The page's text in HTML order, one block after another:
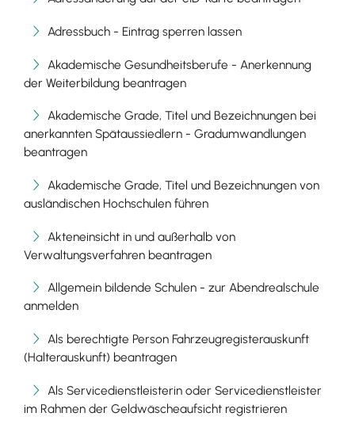
Adressbuch - Eintrag sperren lassen
Akademische Gesundheitsberufe - Anerkennung
der Weiterbildung beantragen
Akademische Grade, Titel und Bezeichnungen bei
anerkannten Spätaussiedlern - Gradumwandlungen
beantragen
Akademische Grade, Titel und Bezeichnungen von
ausländischen Hochschulen führen
Akteneinsicht in und außerhalb von
Verwaltungsverfahren beantragen
Allgemein bildende Schulen - zur Abendrealschule
anmelden
Als berechtigte Person Fahrzeugregisterauskunft
(Halterauskunft) beantragen
Als Servicedienstleisterin oder Servicedienstleister
im Rahmen der Geldwäscheaufsicht registrieren